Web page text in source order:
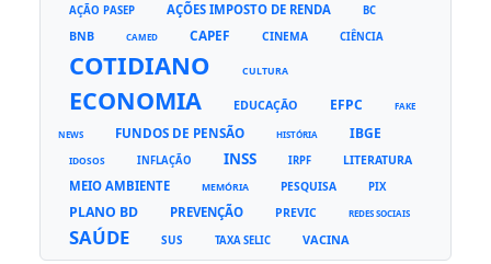
AÇÃO PASEP AÇÕES IMPOSTO DE RENDA BC
BNB CAMED CAPEF CINEMA CIÊNCIA
COTIDIANO CULTURA
ECONOMIA EDUCAÇÃO EFPC FAKE
NEWS FUNDOS DE PENSÃO HISTÓRIA IBGE
IDOSOS INFLAÇÃO INSS IRPF LITERATURA
MEIO AMBIENTE MEMÓRIA PESQUISA PIX
PLANO BD PREVENÇÃO PREVIC REDES SOCIAIS
SAÚDE SUS TAXA SELIC VACINA